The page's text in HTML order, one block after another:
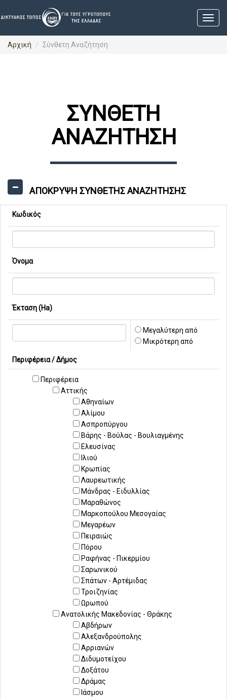
Αρχική Σύνθετη Αναζήτηση
ΣΥΝΘΕΤΗ
ΑΝΑΖΗΤΗΣΗ
ΑΠΟΚΡΥΨΗ ΣΥΝΘΕΤΗΣ ΑΝΑΖΗΤΗΣΗΣ
Κωδικός
Όνομα
Έκταση (Ha)
Μεγαλύτερη από
Μικρότερη από
Περιφέρεια / Δήμος
Περιφέρεια
Αττικής
Αθηναίων
Aλίμου
Ασπροπύργου
Βάρης - Βούλας - Βουλιαγμένης
Ελευσίνας
Ιλιού
Κρωπίας
Λαυρεωτικής
Μάνδρας - Ειδυλλίας
Μαραθώνος
Μαρκοπούλου Μεσογαίας
Μεγαρέων
Πειραιώς
Πόρου
Ραφήνας - Πικερμίου
Σαρωνικού
Σπάτων - Αρτέμιδας
Τροιζηνίας
Ωρωπού
Ανατολικής Μακεδονίας - Θράκης
Αβδήρων
Αλεξανδρούπολης
Αρριανών
Διδυμοτείχου
Δοξάτου
Δράμας
Ιάσμου